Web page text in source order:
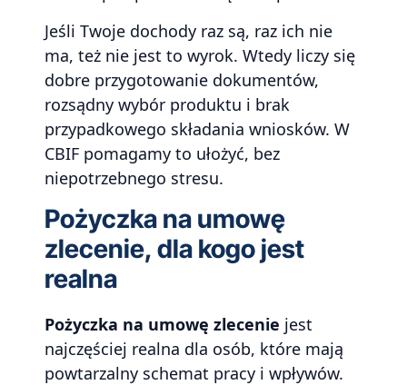
Jeśli Twoje dochody raz są, raz ich nie
ma, też nie jest to wyrok. Wtedy liczy się
dobre przygotowanie dokumentów,
rozsądny wybór produktu i brak
przypadkowego składania wniosków. W
CBIF pomagamy to ułożyć, bez
niepotrzebnego stresu.
Pożyczka na umowę
zlecenie, dla kogo jest
realna
Pożyczka na umowę zlecenie jest
najczęściej realna dla osób, które mają
powtarzalny schemat pracy i wpływów.